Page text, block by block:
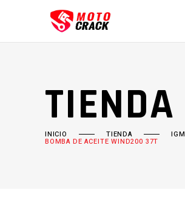
TIENDA
INICIO TIENDA IGM
BOMBA DE ACEITE WIND200 37T